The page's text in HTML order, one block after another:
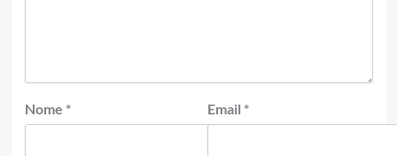
Nome * Email *